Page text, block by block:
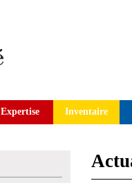
Expertise Inventaire